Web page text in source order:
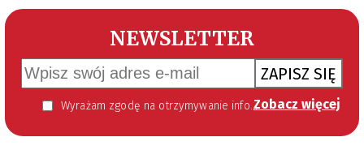
NEWSLETTER
ZAPISZ SIĘ
Wyrażam zgodę na otrzymywanie informacji handlowej kierowanej do mnie za pomocą środków komunikacji elektronicznej w szczególności poczty elektronicznej zgodnie z przepisem art. 10 ust 2 ustawy z dnia 18 lipca 2002 roku o świadczeniu usług drogą elektroniczną (Dz. U. 144 z 2002 r. poz. 1204). Zgoda jest dobrowolna, jednak jej wyrażenie jest konieczne, aby otrzymywać newsletter. Zobacz więcej